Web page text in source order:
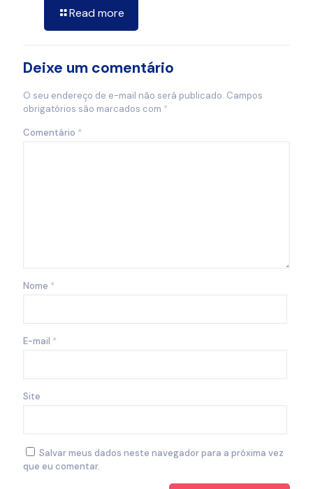
Read more
Deixe um comentário
O seu endereço de e-mail não será publicado. Campos
obrigatórios são marcados com *
Comentário *
Nome *
E-mail *
Site
Salvar meus dados neste navegador para a próxima vez
que eu comentar.